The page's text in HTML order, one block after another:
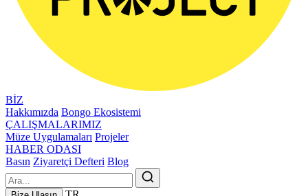
BİZ
Hakkımızda Bongo Ekosistemi
ÇALIŞMALARIMIZ
Müze Uygulamaları Projeler
HABER ODASI
Basın Ziyaretçi Defteri Blog